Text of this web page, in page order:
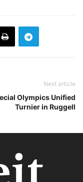
Next article
Olympics Unified
Turnier in Ruggell